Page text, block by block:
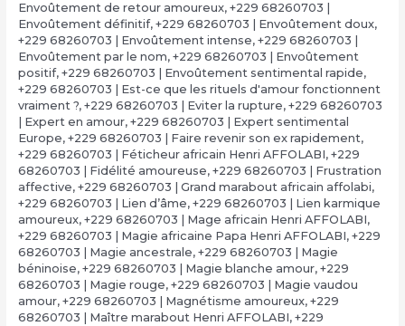
Envoûtement de retour amoureux, +229 68260703 |
Envoûtement définitif, +229 68260703 | Envoûtement doux,
+229 68260703 | Envoûtement intense, +229 68260703 |
Envoûtement par le nom, +229 68260703 | Envoûtement
positif, +229 68260703 | Envoûtement sentimental rapide,
+229 68260703 | Est-ce que les rituels d'amour fonctionnent
vraiment ?, +229 68260703 | Eviter la rupture, +229 68260703
| Expert en amour, +229 68260703 | Expert sentimental
Europe, +229 68260703 | Faire revenir son ex rapidement,
+229 68260703 | Féticheur africain Henri AFFOLABI, +229
68260703 | Fidélité amoureuse, +229 68260703 | Frustration
affective, +229 68260703 | Grand marabout africain affolabi,
+229 68260703 | Lien d’âme, +229 68260703 | Lien karmique
amoureux, +229 68260703 | Mage africain Henri AFFOLABI,
+229 68260703 | Magie africaine Papa Henri AFFOLABI, +229
68260703 | Magie ancestrale, +229 68260703 | Magie
béninoise, +229 68260703 | Magie blanche amour, +229
68260703 | Magie rouge, +229 68260703 | Magie vaudou
amour, +229 68260703 | Magnétisme amoureux, +229
68260703 | Maître marabout Henri AFFOLABI, +229